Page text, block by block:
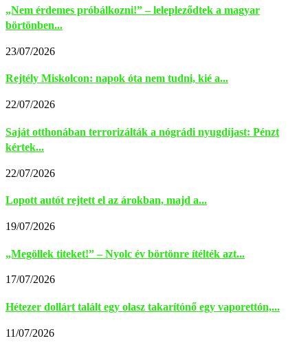
„Nem érdemes próbálkozni!” – lelepleződtek a magyar
börtönben...
23/07/2026
Rejtély Miskolcon: napok óta nem tudni, kié a...
22/07/2026
Saját otthonában terrorizálták a nógrádi nyugdíjast: Pénzt
kértek...
22/07/2026
Lopott autót rejtett el az árokban, majd a...
19/07/2026
„Megöllek titeket!” – Nyolc év börtönre ítélték azt...
17/07/2026
Hétezer dollárt talált egy olasz takarítónő egy vaporettón,...
11/07/2026